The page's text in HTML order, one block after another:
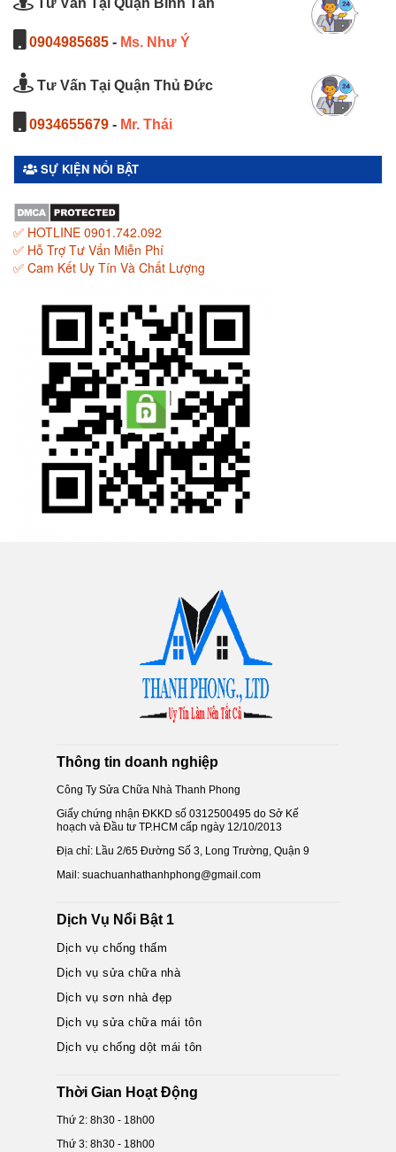
Tư Vấn Tại Quận Bình Tân
0904985685 - Ms. Như Ý
Tư Vấn Tại Quận Thủ Đức
0934655679 - Mr. Thái
SỰ KIỆN NỔI BẬT
✅ HOTLINE 0901.742.092
✅ Hỗ Trợ Tư Vấn Miễn Phí
✅ Cam Kết Uy Tín Và Chất Lượng
Thông tin doanh nghiệp
Công Ty Sửa Chữa Nhà Thanh Phong
Giấy chứng nhận ĐKKD số 0312500495 do Sở Kế
hoạch và Đầu tư TP.HCM cấp ngày 12/10/2013
Địa chỉ: Lầu 2/65 Đường Số 3, Long Trường, Quận 9
Mail: suachuanhathanhphong@gmail.com
Dịch Vụ Nổi Bật 1
Dịch vụ chống thấm
Dịch vụ sửa chữa nhà
Dịch vụ sơn nhà đẹp
Dịch vụ sửa chữa mái tôn
Dịch vụ chống dột mái tôn
Thời Gian Hoạt Động
Thứ 2: 8h30 - 18h00
Thứ 3: 8h30 - 18h00